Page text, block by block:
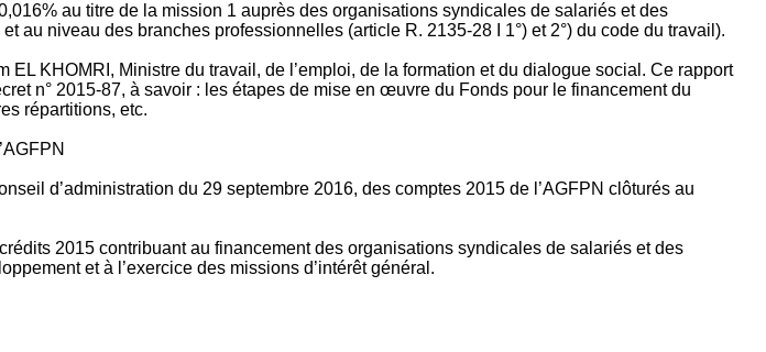
au titre de la mission 1 auprès des organisations syndicales de salariés et des
niveau des branches professionnelles (article R. 2135‐28 I 1°) et 2°) du code du travail).
KHOMRI, Ministre du travail, de l’emploi, de la formation et du dialogue social. Ce rapport
n° 2015-87, à savoir : les étapes de mise en œuvre du Fonds pour le financement du
répartitions, etc.
d’administration du 29 septembre 2016, des comptes 2015 de l’AGFPN clôturés au
2015 contribuant au financement des organisations syndicales de salariés et des
et à l’exercice des missions d’intérêt général.